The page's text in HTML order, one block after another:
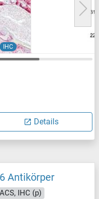
IHC
Details
Antikörper
IHC (p)